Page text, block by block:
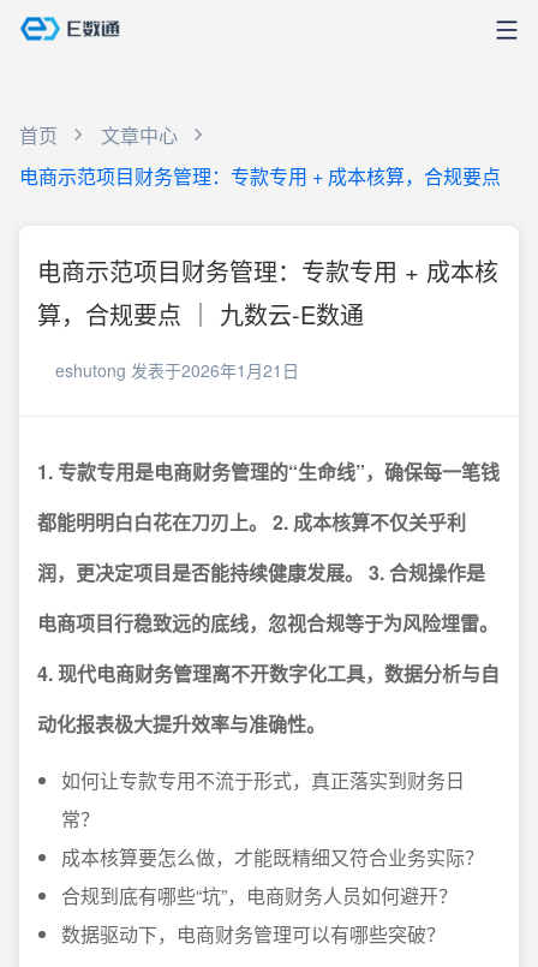
首页
文章中心
电商示范项目财务管理：专款专用 + 成本核算，合规要点
电商示范项目财务管理：专款专用 + 成本核
算，合规要点 ｜ 九数云-E数通
eshutong 发表于2026年1月21日
1. 专款专用是电商财务管理的“生命线”，确保每一笔钱
都能明明白白花在刀刃上。
2. 成本核算不仅关乎利
润，更决定项目是否能持续健康发展。
3. 合规操作是
电商项目行稳致远的底线，忽视合规等于为风险埋雷。
4. 现代电商财务管理离不开数字化工具，数据分析与自
动化报表极大提升效率与准确性。
如何让专款专用不流于形式，真正落实到财务日
常？
成本核算要怎么做，才能既精细又符合业务实际？
合规到底有哪些“坑”，电商财务人员如何避开？
数据驱动下，电商财务管理可以有哪些突破？